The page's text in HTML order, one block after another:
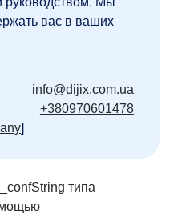
вас в ваших
]
info@dijix.com.ua
+380970601478
типа